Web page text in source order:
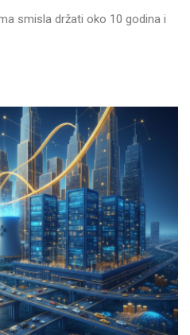
smisla držati oko 10 godina i